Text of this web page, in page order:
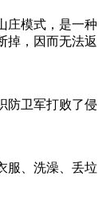
庄模式，是一种
掉，因而无法返
防卫军打败了侵
服、洗澡、丢垃